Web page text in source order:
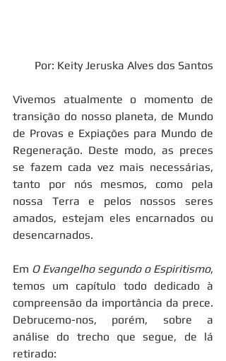
Por: Keity Jeruska Alves dos Santos
Vivemos atualmente o momento de
transição do nosso planeta, de Mundo
de Provas e Expiações para Mundo de
Regeneração. Deste modo, as preces
se fazem cada vez mais necessárias,
tanto por nós mesmos, como pela
nossa Terra e pelos nossos seres
amados, estejam eles encarnados ou
desencarnados.
Em O Evangelho segundo o Espiritismo,
temos um capítulo todo dedicado à
compreensão da importância da prece.
Debrucemo-nos, porém, sobre a
análise do trecho que segue, de lá
retirado: